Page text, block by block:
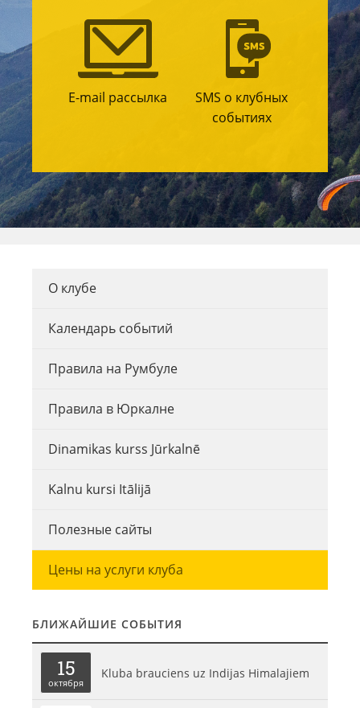
E-mail рассылка
SMS о клубных
событиях
О клубе
Календарь событий
Правила на Румбуле
Правила в Юркалне
Dinamikas kurss Jūrkalnē
Kalnu kursi Itālijā
Полезные сайты
Цены на услуги клуба
БЛИЖАЙШИЕ СОБЫТИЯ
15
октября
Kluba brauciens uz Indijas Himalajiem